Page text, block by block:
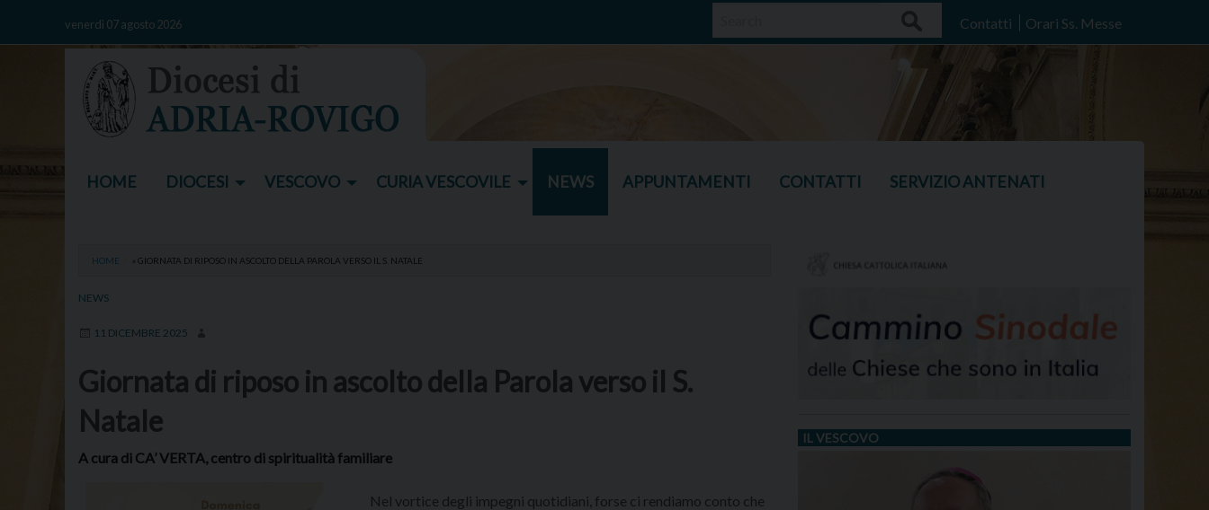
venerdì 07 agosto 2026 Contatti Orari Ss. Messe
HOME DIOCESI VESCOVO CURIA VESCOVILE NEWS APPUNTAMENTI CONTATTI SERVIZIO ANTENATI
HOME » GIORNATA DI RIPOSO IN ASCOLTO DELLA PAROLA VERSO IL S. NATALE
NEWS
11 DICEMBRE 2025
Giornata di riposo in ascolto della Parola verso il S.
Natale
A cura di CA’ VERTA, centro di spiritualità familiare
Nel vortice degli impegni quotidiani, forse ci rendiamo conto che
IL VESCOVO